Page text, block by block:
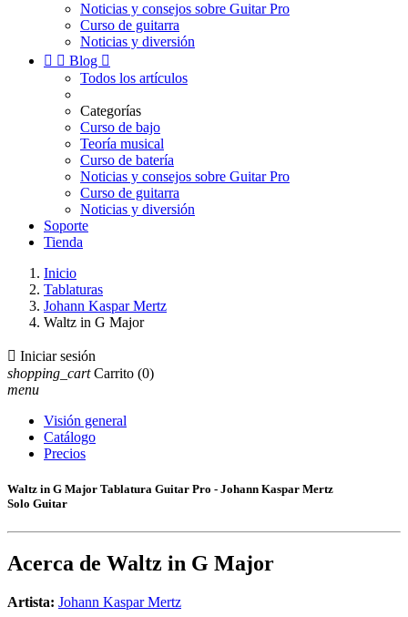
Noticias y consejos sobre Guitar Pro
Curso de guitarra
Noticias y diversión
  Blog 
Todos los artículos
Categorías
Curso de bajo
Teoría musical
Curso de batería
Noticias y consejos sobre Guitar Pro
Curso de guitarra
Noticias y diversión
Soporte
Tienda
Inicio
Tablaturas
Johann Kaspar Mertz
Waltz in G Major
 Iniciar sesión
shopping_cart Carrito (0)
menu
Visión general
Catálogo
Precios
Waltz in G Major Tablatura Guitar Pro - Johann Kaspar Mertz
Solo Guitar
Acerca de Waltz in G Major
Artista: Johann Kaspar Mertz